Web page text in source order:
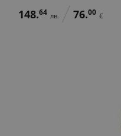
148.64 лв. 76.00 €